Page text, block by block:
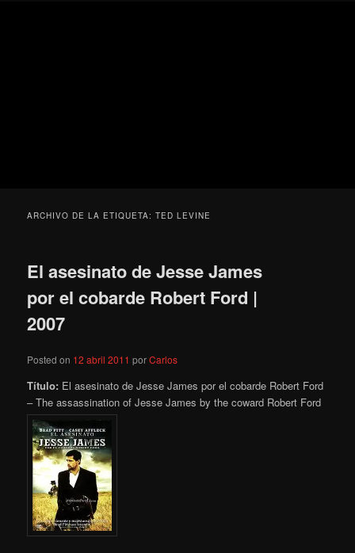
ARCHIVO DE LA ETIQUETA:TED LEVINE
El asesinato de Jesse James
por el cobarde Robert Ford |
2007
Posted on 12 abril 2011 porCarlos
Título: El asesinato de Jesse James por el cobarde Robert Ford
– The assassination of Jesse James by the coward Robert Ford